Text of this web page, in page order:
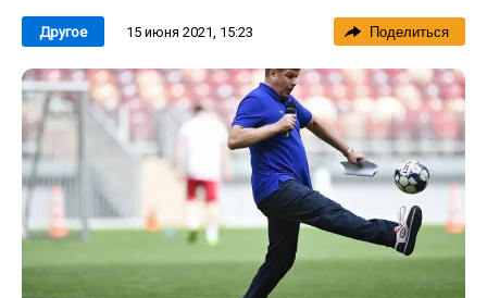
Другое 15 июня 2021, 15:23 Поделиться